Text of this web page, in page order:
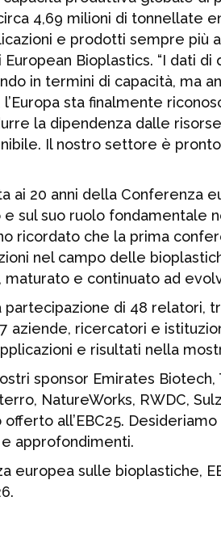
4,69 milioni di tonnellate
e prodotti sempre più
Bioplastics. “I dati di
in termini di capacità, ma
sta finalmente
la dipendenza dalle
Il nostro settore è
ai 20 anni della Conferenza
sul suo ruolo fondamentale
ricordato che la prima
nel campo delle
e continuato ad
partecipazione di 48 relatori,
aziende, ricercatori e
e risultati nella
sponsor Emirates Biotech,
NatureWorks, RWDC,
all’EBC25.
approfondimenti.
europea sulle bioplastiche,